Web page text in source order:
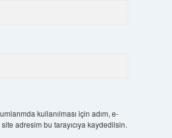
kullanılması için adım, e-
adresim bu tarayıcıya kaydedilsin.